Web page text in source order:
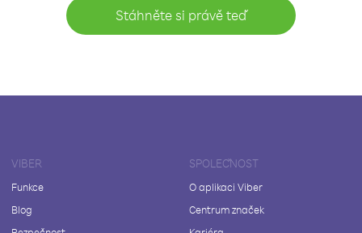
Stáhněte si právě teď
VIBER
Funkce
Blog
SPOLEČNOST
O aplikaci Viber
Centrum značek